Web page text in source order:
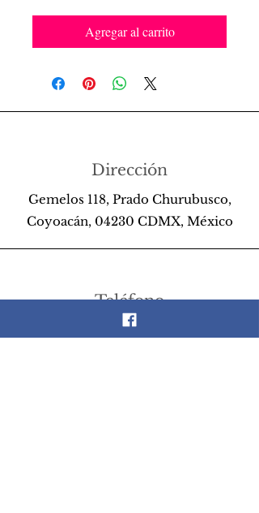
Agregar al carrito
Dirección
Gemelos 118, Prado Churubusco,
Coyoacán, 04230 CDMX, México
Teléfono
55 26 89 13 14